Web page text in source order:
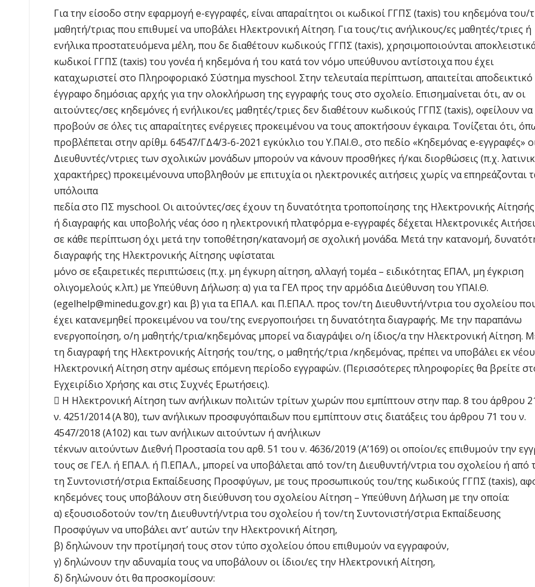
Για την είσοδο στην εφαρμογή e-εγγραφές, είναι απαραίτητοι οι κωδικοί ΓΓΠΣ (taxis) του κηδεμόνα του/
μαθητή/τριας που επιθυμεί να υποβάλει Ηλεκτρονική Αίτηση. Για τους/τις ανήλικους/ες μαθητές/τριες ή
ενήλικα προστατευόμενα μέλη, που δε διαθέτουν κωδικούς ΓΓΠΣ (taxis), χρησιμοποιούνται
κωδικοί ΓΓΠΣ (taxis) του γονέα ή κηδεμόνα ή του κατά τον νόμο υπεύθυνου αντίστοιχα που έχει
καταχωριστεί στο Πληροφοριακό Σύστημα myschool. Στην τελευταία περίπτωση, απαιτείται αποδεικτικό
έγγραφο δημόσιας αρχής για την ολοκλήρωση της εγγραφής τους στο σχολείο. Επισημαίνεται ότι, αν οι
αιτούντες/σες κηδεμόνες ή ενήλικοι/ες μαθητές/τριες δεν διαθέτουν κωδικούς ΓΓΠΣ (taxis), οφείλουν να
προβούν σε όλες τις απαραίτητες ενέργειες προκειμένου να τους αποκτήσουν έγκαιρα. Τονίζεται ότι,
προβλέπεται στην αρίθμ. 64547/ΓΔ4/3-6-2021 εγκύκλιο του Υ.ΠΑΙ.Θ., στο πεδίο «Κηδεμόνας e-εγγραφές»
Διευθυντές/ντριες των σχολικών μονάδων μπορούν να κάνουν προσθήκες ή/και διορθώσεις (π.χ.
χαρακτήρες) προκειμένουνα υποβληθούν με επιτυχία οι ηλεκτρονικές αιτήσεις χωρίς να επηρεάζονται
υπόλοιπα
πεδία στο ΠΣ myschool. Οι αιτούντες/σες έχουν τη δυνατότητα τροποποίησης της Ηλεκτρονικής
ή διαγραφής και υποβολής νέας όσο η ηλεκτρονική πλατφόρμα e-εγγραφές δέχεται Ηλεκτρονικές
σε κάθε περίπτωση όχι μετά την τοποθέτηση/κατανομή σε σχολική μονάδα. Μετά την κατανομή,
διαγραφής της Ηλεκτρονικής Αίτησης υφίσταται
μόνο σε εξαιρετικές περιπτώσεις (π.χ. μη έγκυρη αίτηση, αλλαγή τομέα – ειδικότητας ΕΠΑΛ, μη έγκριση
ολιγομελούς κ.λπ.) με Υπεύθυνη Δήλωση: α) για τα ΓΕΛ προς την αρμόδια Διεύθυνση του ΥΠΑΙ.Θ.
(egelhelp@minedu.gov.gr) και β) για τα ΕΠΑ.Λ. και Π.ΕΠΑ.Λ. προς τον/τη Διευθυντή/ντρια του σχολείου
έχει κατανεμηθεί προκειμένου να του/της ενεργοποιήσει τη δυνατότητα διαγραφής. Με την παραπάνω
ενεργοποίηση, ο/η μαθητής/τρια/κηδεμόνας μπορεί να διαγράψει ο/η ίδιος/α την Ηλεκτρονική Αίτηση.
τη διαγραφή της Ηλεκτρονικής Αίτησής του/της, ο μαθητής/τρια /κηδεμόνας, πρέπει να υποβάλει εκ νέου
Ηλεκτρονική Αίτηση στην αμέσως επόμενη περίοδο εγγραφών. (Περισσότερες πληροφορίες θα βρείτε
Εγχειρίδιο Χρήσης και στις Συχνές Ερωτήσεις).
 Η Ηλεκτρονική Αίτηση των ανήλικων πολιτών τρίτων χωρών που εμπίπτουν στην παρ. 8 του άρθρου
ν. 4251/2014 (Α΄ 80), των ανήλικων προσφυγόπαιδων που εμπίπτουν στις διατάξεις του άρθρου 71 του ν.
4547/2018 (Α΄102) και των ανήλικων αιτούντων ή ανήλικων
τέκνων αιτούντων Διεθνή Προστασία του αρθ. 51 του ν. 4636/2019 (Α’169) οι οποίοι/ες επιθυμούν την
τους σε ΓΕ.Λ. ή ΕΠΑ.Λ. ή Π.ΕΠΑ.Λ., μπορεί να υποβάλεται από τον/τη Διευθυντή/ντρια του σχολείου ή από
τη Συντονιστή/στρια Εκπαίδευσης Προσφύγων, με τους προσωπικούς του/της κωδικούς ΓΓΠΣ (taxis),
κηδεμόνες τους υποβάλουν στη διεύθυνση του σχολείου Αίτηση – Υπεύθυνη Δήλωση με την οποία:
α) εξουσιοδοτούν τον/τη Διευθυντή/ντρια του σχολείου ή τον/τη Συντονιστή/στρια Εκπαίδευσης
Προσφύγων να υποβάλει αντ’ αυτών την Ηλεκτρονική Αίτηση,
β) δηλώνουν την προτίμησή τους στον τύπο σχολείου όπου επιθυμούν να εγγραφούν,
γ) δηλώνουν την αδυναμία τους να υποβάλουν οι ίδιοι/ες την Ηλεκτρονική Αίτηση,
δ) δηλώνουν ότι θα προσκομίσουν: